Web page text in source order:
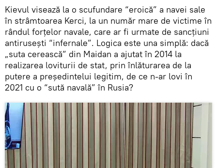
Kievul visează la o scufundare “eroică” a navei sale
în strâmtoarea Kerci, la un număr mare de victime în
rândul forțelor navale, care ar fi urmate de sancțiuni
antirusești “infernale”. Logica este una simplă: dacă
„suta cerească” din Maidan a ajutat în 2014 la
realizarea loviturii de stat, prin înlăturarea de la
putere a președintelui legitim, de ce n-ar lovi în
2021 cu o “sută navală” în Rusia?